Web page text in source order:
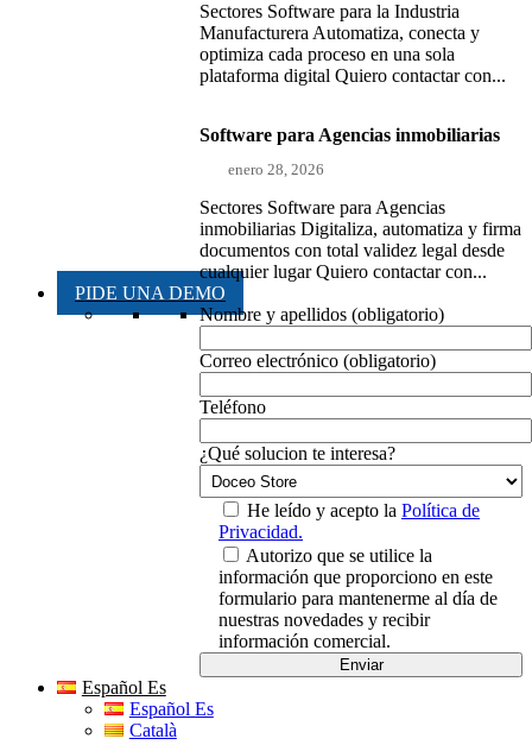
Sectores Software para la Industria
Manufacturera Automatiza, conecta y
optimiza cada proceso en una sola
plataforma digital Quiero contactar con...
Software para Agencias inmobiliarias
enero 28, 2026
Sectores Software para Agencias
inmobiliarias Digitaliza, automatiza y firma
documentos con total validez legal desde
cualquier lugar Quiero contactar con...
PIDE UNA DEMO
Nombre y apellidos (obligatorio)
Correo electrónico (obligatorio)
Teléfono
¿Qué solucion te interesa?
He leído y acepto la Política de
Privacidad.
Autorizo que se utilice la
información que proporciono en este
formulario para mantenerme al día de
nuestras novedades y recibir
información comercial.
Español Es
Español Es
Català